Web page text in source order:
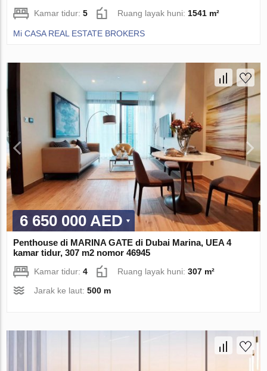
Kamar tidur:5 Ruang layak huni: 1541 m²
Mi CASA REAL ESTATE BROKERS
6 650 000 AED
Penthouse di MARINA GATE di Dubai Marina, UEA 4
kamar tidur, 307 m2 nomor 46945
Kamar tidur:4 Ruang layak huni:307 m²
Jarak ke laut:500 m